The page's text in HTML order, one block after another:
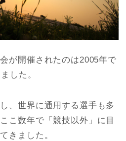
が開催されたのは2005年で
した。
、世界に通用する選手も多
こ数年で「競技以外」に目
きました。